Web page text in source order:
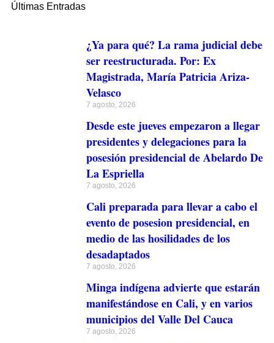
Últimas Entradas
¿Ya para qué? La rama judicial debe
ser reestructurada. Por: Ex
Magistrada, María Patricia Ariza-
Velasco
7 agosto, 2026
Desde este jueves empezaron a llegar
presidentes y delegaciones para la
posesión presidencial de Abelardo De
La Espriella
7 agosto, 2026
Cali preparada para llevar a cabo el
evento de posesion presidencial, en
medio de las hosilidades de los
desadaptados
7 agosto, 2026
Minga indígena advierte que estarán
manifestándose en Cali, y en varios
municipios del Valle Del Cauca
7 agosto, 2026